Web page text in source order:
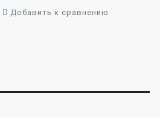
Добавить к сравнению